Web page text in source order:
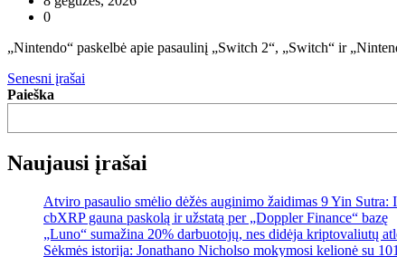
0
„Nintendo“ paskelbė apie pasaulinį „Switch 2“, „Switch“ ir
Navigacija
tarp
įrašų
Senesni įrašai
Paieška
Naujausi įrašai
Atviro pasaulio smėlio dėžės auginimo žaidimas 9 Yin
cbXRP gauna paskolą ir užstatą per „Doppler Finance“ bazę
„Luno“ sumažina 20% darbuotojų, nes didėja kriptovaliutų
Sėkmės istorija: Jonathano Nicholso mokymosi kelionė su